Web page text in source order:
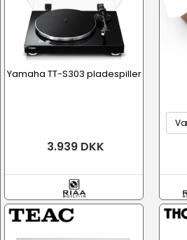
Yamaha TT-S303 pladespiller
3.939 DKK